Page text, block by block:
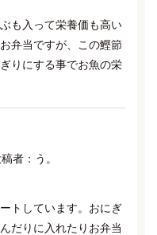
も入って栄養価も高い
弁当ですが、この鰹節
りにする事でお魚の栄
者：う。
トしています。おにぎ
だりに入れたりお弁当